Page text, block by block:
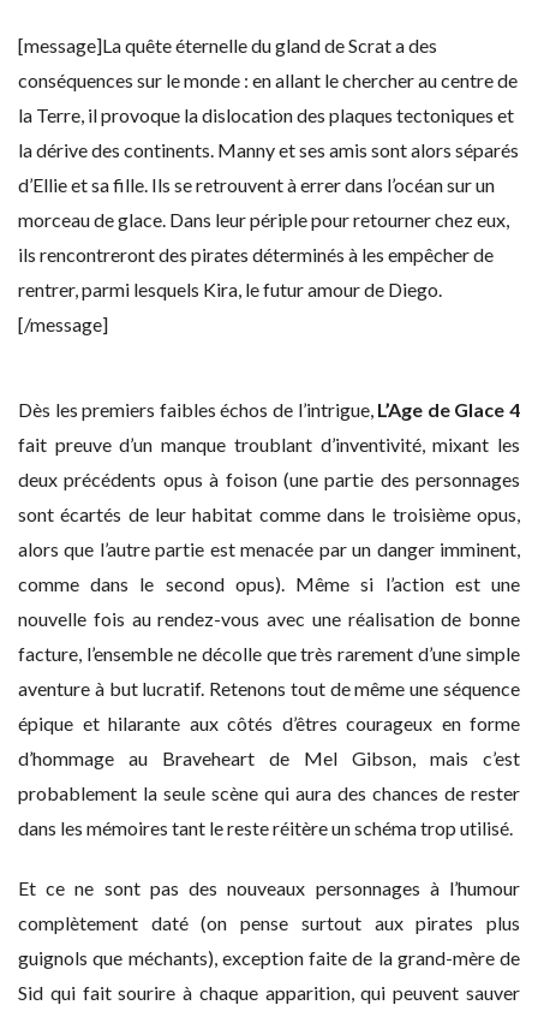
[message]La quête éternelle du gland de Scrat a des
conséquences sur le monde : en allant le chercher au centre de
la Terre, il provoque la dislocation des plaques tectoniques et
la dérive des continents. Manny et ses amis sont alors séparés
d’Ellie et sa fille. Ils se retrouvent à errer dans l’océan sur un
morceau de glace. Dans leur périple pour retourner chez eux,
ils rencontreront des pirates déterminés à les empêcher de
rentrer, parmi lesquels Kira, le futur amour de Diego.
[/message]
Dès les premiers faibles échos de l’intrigue, L’Age de Glace 4
fait preuve d’un manque troublant d’inventivité, mixant les
deux précédents opus à foison (une partie des personnages
sont écartés de leur habitat comme dans le troisième opus,
alors que l’autre partie est menacée par un danger imminent,
comme dans le second opus). Même si l’action est une
nouvelle fois au rendez-vous avec une réalisation de bonne
facture, l’ensemble ne décolle que très rarement d’une simple
aventure à but lucratif. Retenons tout de même une séquence
épique et hilarante aux côtés d’êtres courageux en forme
d’hommage au Braveheart de Mel Gibson, mais c’est
probablement la seule scène qui aura des chances de rester
dans les mémoires tant le reste réitère un schéma trop utilisé.
Et ce ne sont pas des nouveaux personnages à l’humour
complètement daté (on pense surtout aux pirates plus
guignols que méchants), exception faite de la grand-mère de
Sid qui fait sourire à chaque apparition, qui peuvent sauver